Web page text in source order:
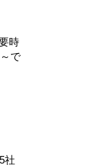
時
で
社